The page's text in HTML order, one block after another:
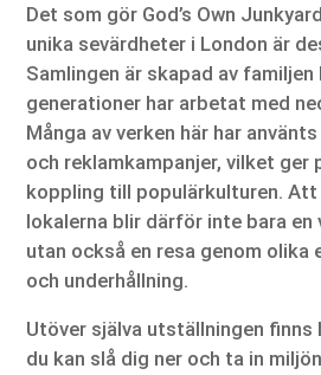
Det som gör God’s Own
unika sevärdheter i London är
Samlingen är skapad av familjen
generationer har arbetat med
Många av verken här har
och reklamkampanjer, vilket ger
koppling till populärkulturen. Att
lokalerna blir därför inte bara en
utan också en resa genom olika
och underhållning.
Utöver själva utställningen finns
du kan slå dig ner och ta in